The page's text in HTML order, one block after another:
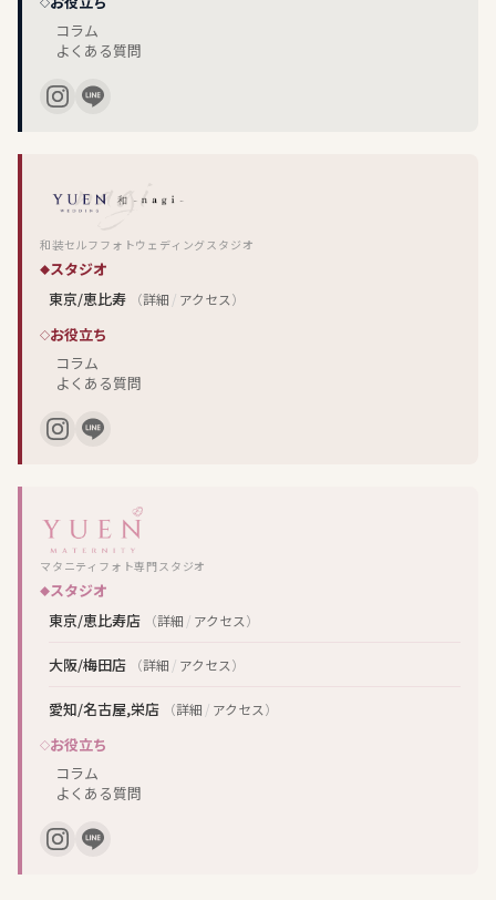
コラム
よくある質問
和装セルフフォトウェディングスタジオ
スタジオ
東京/恵比寿
（詳細 / アクセス）
お役立ち
コラム
よくある質問
マタニティフォト専門スタジオ
スタジオ
東京/恵比寿店
（詳細 / アクセス）
大阪/梅田店 （詳細 / アクセス）
愛知/名古屋,栄店 （詳細 / アクセス）
お役立ち
コラム
よくある質問